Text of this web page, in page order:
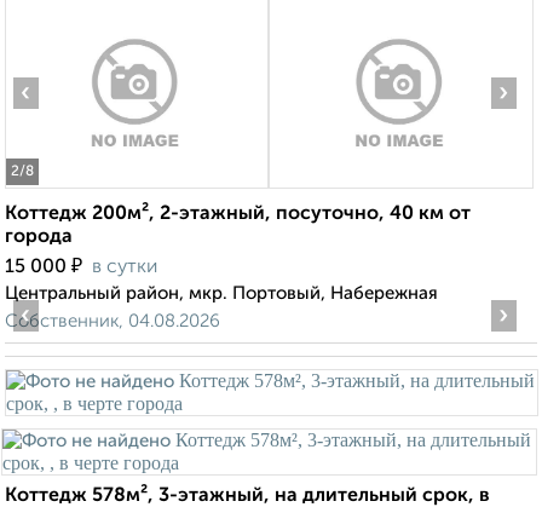
2/8
‹ ›
Коттедж 200м², 2-этажный, посуточно, 40 км от
города
15 000 ₽ в сутки
Центральный район, мкр. Портовый, Набережная
Собственник, 04.08.2026
‹ ›
Коттедж 578м², 3-этажный, на длительный срок, в